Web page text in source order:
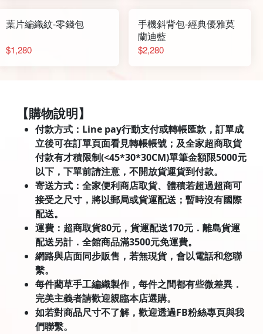
葉片編織紋-零錢包
$1,280
手機斜背包-經典優雅莫
蘭迪藍
$2,280
【購物說明】
付款方式：Line pay行動支付或轉帳匯款，訂單成
立後可在訂單頁面看見轉帳帳號；及全家超商取貨
付款有才積限制(<45*30*30CM)單筆金額限5000元
以下，下單前請注意，不開放貨運貨到付款。
寄送方式：全家便利商店取貨、體積若超過超商可
接受之尺寸，將以郵局或貨運配送；暫時沒有國際
配送。
運費：超商取貨80元，貨運配送170元．離島貨運
配送另計．全館商品滿3500元免運費。
網路與店面同步販售，若無現貨，會以電話和您聯
繫。
每件藺草手工編織製作，每件之間都有些微差異．
完美主義者請歡迎親臨本店選購。
如若對商品尺寸不了解，歡迎透過FB粉絲專頁與我
們聯繫。